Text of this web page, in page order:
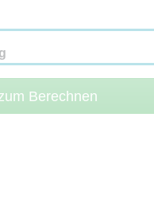
Berechnen